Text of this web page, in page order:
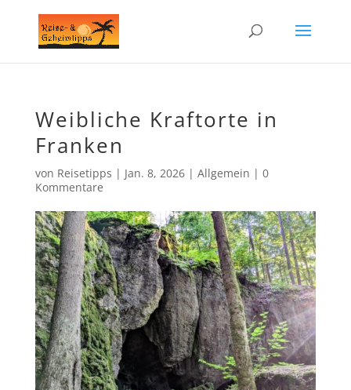
Weibliche Kraftorte in
Franken
von Reisetipps | Jan. 8, 2026| Allgemein | 0
Kommentare